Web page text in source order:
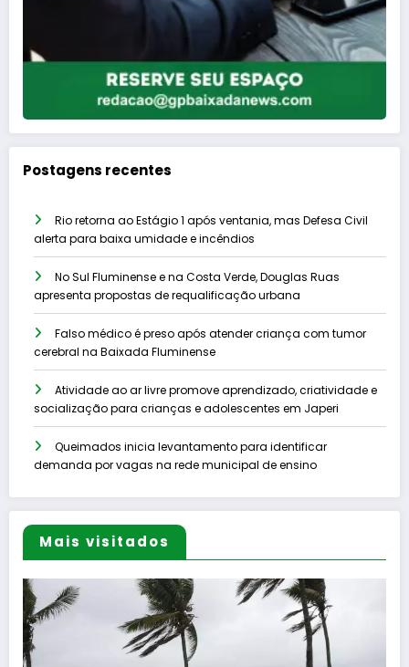
Postagens recentes
Rio retorna ao Estágio 1 após ventania, mas Defesa Civil
alerta para baixa umidade e incêndios
No Sul Fluminense e na Costa Verde, Douglas Ruas
apresenta propostas de requalificação urbana
Falso médico é preso após atender criança com tumor
cerebral na Baixada Fluminense
Atividade ao ar livre promove aprendizado, criatividade e
socialização para crianças e adolescentes em Japeri
Queimados inicia levantamento para identificar
demanda por vagas na rede municipal de ensino
Mais visitados